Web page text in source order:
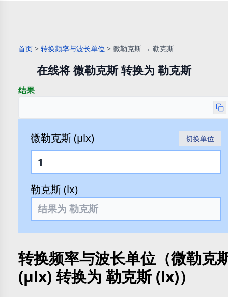
首页 > 转换频率与波长单位 > 微勒克斯 → 勒克斯
在线将 微勒克斯 转换为 勒克斯
结果
微勒克斯 (µlx) 切换单位
勒克斯 (lx)
转换频率与波长单位（微勒克
(µlx) 转换为 勒克斯 (lx)）